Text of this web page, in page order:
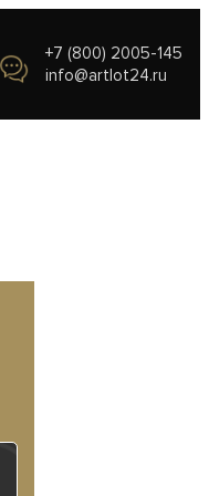
+7 (800) 2005-145
info@artlot24.ru